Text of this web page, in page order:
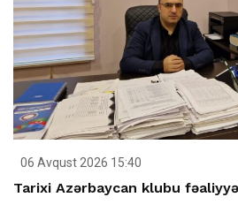
06 Avqust 2026 15:40
Tarixi Azərbaycan klubu